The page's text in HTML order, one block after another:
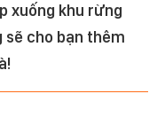
xuống khu rừng
sẽ cho bạn thêm